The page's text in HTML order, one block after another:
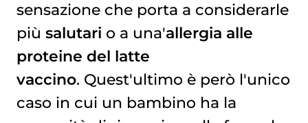
sensazione che porta a considerarle
più salutari o a una'allergia alle
proteine del latte
vaccino. Quest'ultimo è però l'unico
caso in cui un bambino ha la